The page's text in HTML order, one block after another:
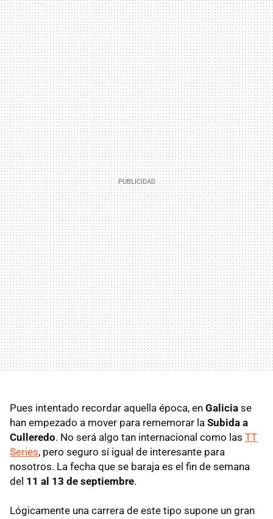
Pues intentado recordar aquella época, en Galicia se
han empezado a mover para rememorar la Subida a
Culleredo. No será algo tan internacional como las TT
Series, pero seguro sí igual de interesante para
nosotros. La fecha que se baraja es el fin de semana
del 11 al 13 de septiembre.
Lógicamente una carrera de este tipo supone un gran